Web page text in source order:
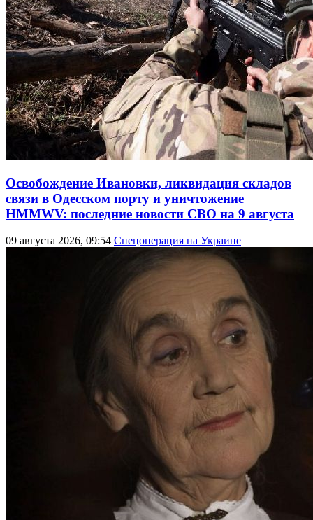
Освобождение Ивановки, ликвидация складов
связи в Одесском порту и уничтожение
HMMWV: последние новости СВО на 9 августа
09 августа 2026, 09:54 Спецоперация на Украине